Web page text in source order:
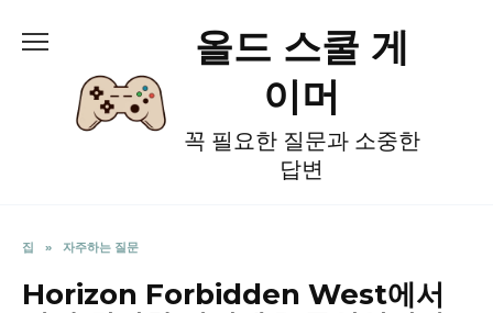
올드 스쿨 게
이머
꼭 필요한 질문과 소중한
답변
집 » 자주하는 질문
Horizon Forbidden West에서